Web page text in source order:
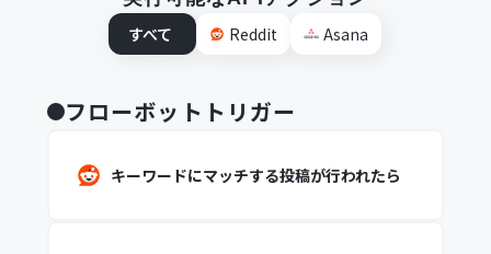
すべて
Reddit Asana
フローボットトリガー
キーワードにマッチする投稿が行われたら